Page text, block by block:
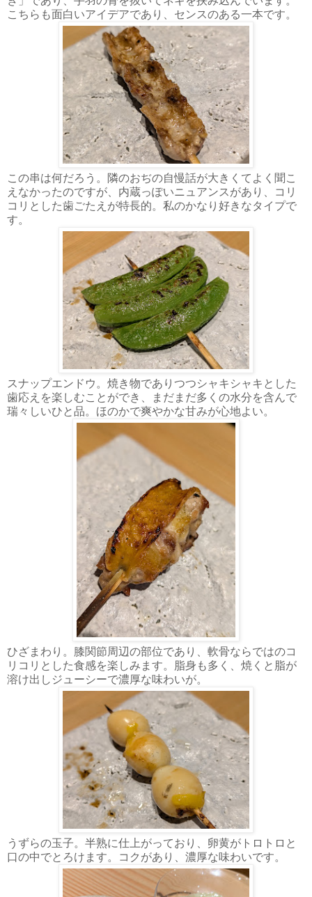
こちらも面白いアイデアであり、センスのある一本です。
この串は何だろう。隣のおぢの自慢話が大きくてよく聞こ
えなかったのですが、内蔵っぽいニュアンスがあり、コリ
コリとした歯ごたえが特長的。私のかなり好きなタイプで
す。
スナップエンドウ。焼き物でありつつシャキシャキとした
歯応えを楽しむことができ、まだまだ多くの水分を含んで
瑞々しいひと品。ほのかで爽やかな甘みが心地よい。
ひざまわり。膝関節周辺の部位であり、軟骨ならではのコ
リコリとした食感を楽しみます。脂身も多く、焼くと脂が
溶け出しジューシーで濃厚な味わいが。
うずらの玉子。半熟に仕上がっており、卵黄がトロトロと
口の中でとろけます。コクがあり、濃厚な味わいです。